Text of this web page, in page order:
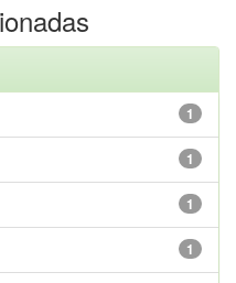
1
1
1
1